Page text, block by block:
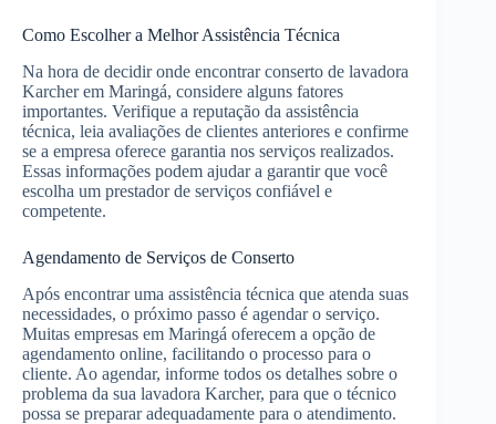
Como Escolher a Melhor Assistência Técnica
Na hora de decidir onde encontrar conserto de lavadora
Karcher em Maringá, considere alguns fatores
importantes. Verifique a reputação da assistência
técnica, leia avaliações de clientes anteriores e confirme
se a empresa oferece garantia nos serviços realizados.
Essas informações podem ajudar a garantir que você
escolha um prestador de serviços confiável e
competente.
Agendamento de Serviços de Conserto
Após encontrar uma assistência técnica que atenda suas
necessidades, o próximo passo é agendar o serviço.
Muitas empresas em Maringá oferecem a opção de
agendamento online, facilitando o processo para o
cliente. Ao agendar, informe todos os detalhes sobre o
problema da sua lavadora Karcher, para que o técnico
possa se preparar adequadamente para o atendimento.